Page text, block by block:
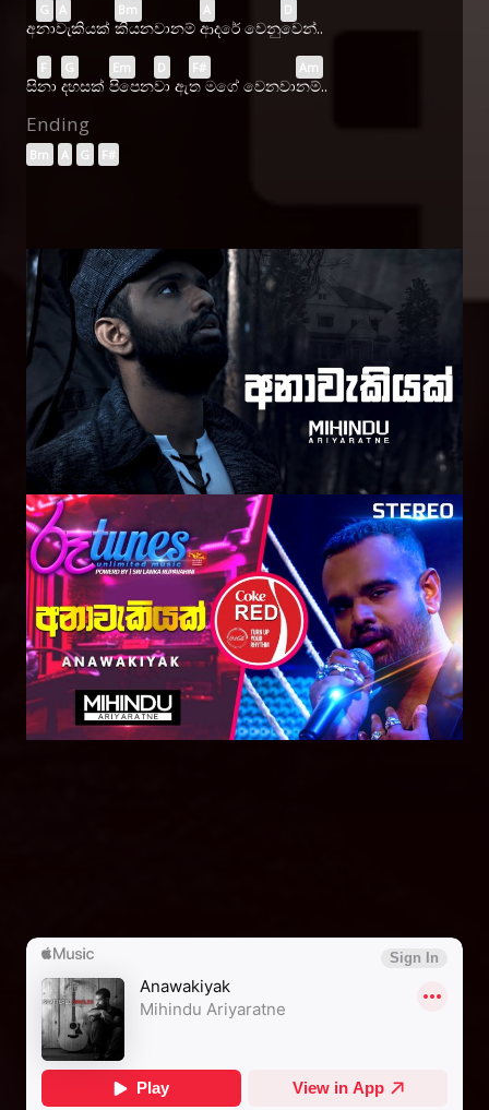
අ
G
නා
A
වැකියක්
Bm
කියනවානම්
A
ආදරේ වෙනු
D
වෙන්..
සි
F
නා
G
දහසක්
Em
පිපෙන
D
වා ඇ
F#
ත මගේ වෙනවා
Am
නම්..
Ending
Bm A G F#